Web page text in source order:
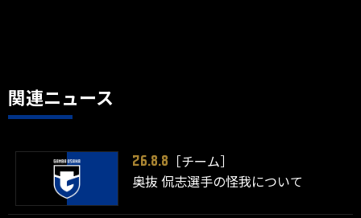
関連ニュース
26.8.8
［チーム］
奥抜 侃志選手の怪我について